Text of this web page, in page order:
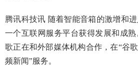
腾讯科技讯 随着智能音箱的激增和
一个互联网服务平台获得发展和成
歌正在和外部媒体机构合作，在“谷
频新闻”服务。